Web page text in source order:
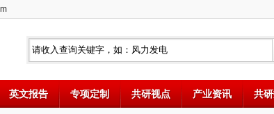
英文报告 专项定制 共研视点 产业资讯 共